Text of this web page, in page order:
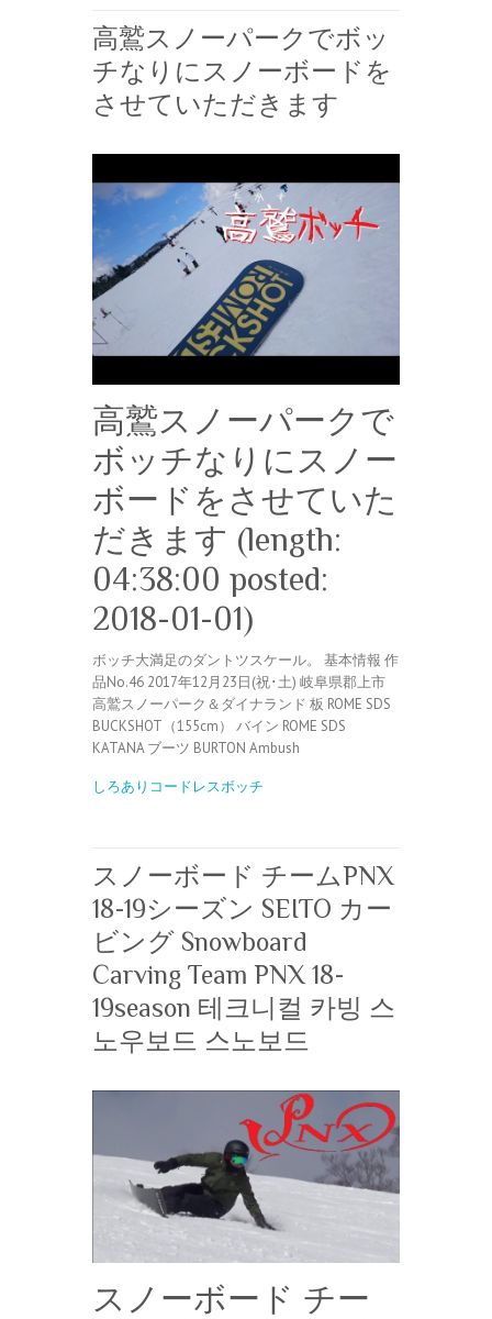
高鷲スノーパークでボッ
チなりにスノーボードを
させていただきます
高鷲スノーパークで
ボッチなりにスノー
ボードをさせていた
だきます (length:
04:38:00 posted:
2018-01-01)
ボッチ大満足のダントツスケール。 基本情報 作
品No.46 2017年12月23日(祝･土) 岐阜県郡上市
高鷲スノーパーク＆ダイナランド 板 ROME SDS
BUCKSHOT（155cm） バイン ROME SDS
KATANA ブーツ BURTON Ambush
しろありコードレスボッチ
スノーボード チームPNX
18-19シーズン SEITO カー
ビング Snowboard
Carving Team PNX 18-
19season 테크니컬 카빙 스
노우보드 스노보드
スノーボード チー